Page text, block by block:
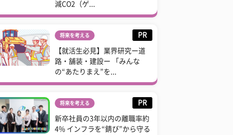
減CO2（ゲ...
将来を考える PR
【就活生必見】業界研究ー道
路・舗装・建設ー 「みんな
の“あたりまえ”を...
将来を考える PR
新卒社員の3年以内の離職率約
4% インフラを“錆び”から守る